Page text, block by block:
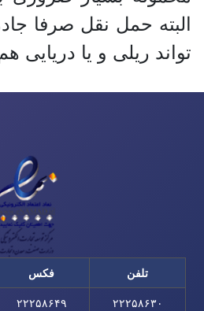
البته حمل نقل صرفا
تواند ریلی و یا دریایی
تلفن فکس
۲۲۲۵۸۶۳۰ ۲۲۲۵۸۶۴۹